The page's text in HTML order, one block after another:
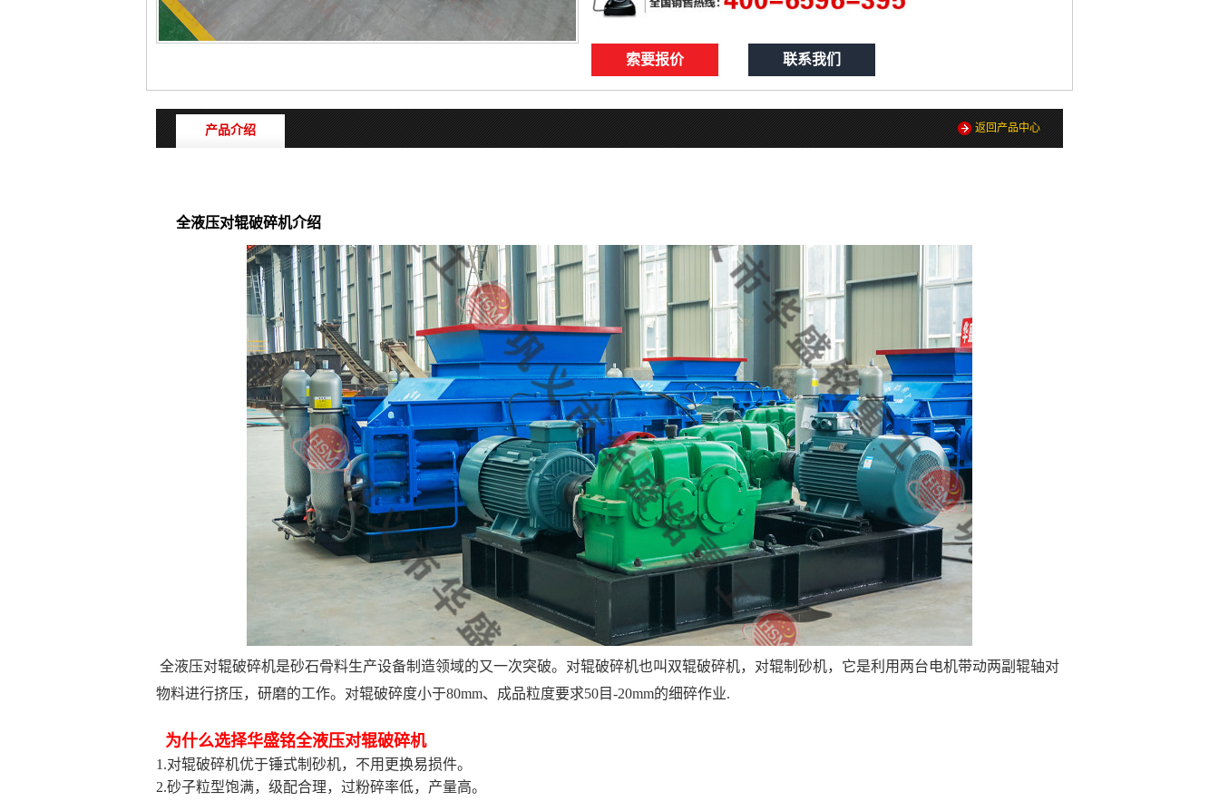
索要报价 联系我们
产品介绍 返回产品中心
全液压对辊破碎机介绍
全液压对辊破碎机是砂石骨料生产设备制造领域的又一次突破。对辊破碎机也叫双辊破碎机，对辊制砂机，它是利用两台电机带动两副辊轴对
物料进行挤压，研磨的工作。对辊破碎度小于80mm、成品粒度要求50目-20mm的细碎作业.
为什么选择华盛铭全液压对辊破碎机
1.对辊破碎机优于锤式制砂机，不用更换易损件。
2.砂子粒型饱满，级配合理，过粉碎率低，产量高。